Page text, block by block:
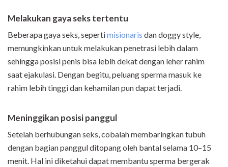
Melakukan gaya seks tertentu
Beberapa gaya seks, sepertimisionaris dan doggy style,
memungkinkan untuk melakukan penetrasi lebih dalam
sehingga posisi penis bisa lebih dekat dengan leher rahim
saat ejakulasi. Dengan begitu, peluang sperma masuk ke
rahim lebih tinggi dan kehamilan pun dapat terjadi.
Meninggikan posisi panggul
Setelah berhubungan seks, cobalah membaringkan tubuh
dengan bagian panggul ditopang oleh bantal selama 10–15
menit. Hal ini diketahui dapat membantu sperma bergerak